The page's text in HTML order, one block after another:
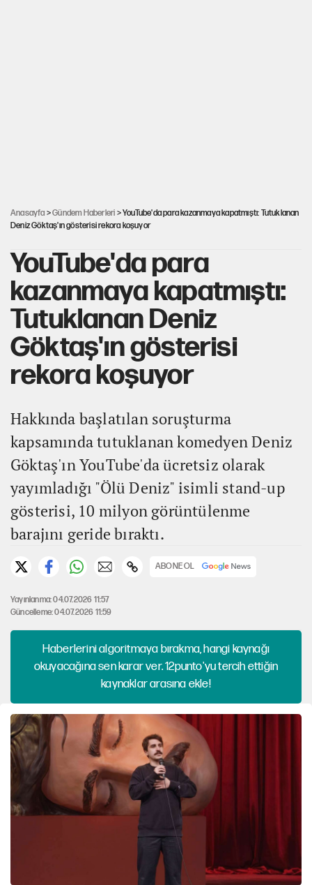
Anasayfa >Gündem Haberleri > YouTube'da para kazanmaya kapatmıştı: Tutuklanan
Deniz Göktaş'ın gösterisi rekora koşuyor
YouTube'da para
kazanmaya kapatmıştı:
Tutuklanan Deniz
Göktaş'ın gösterisi
rekora koşuyor
Hakkında başlatılan soruşturma
kapsamında tutuklanan komedyen Deniz
Göktaş'ın YouTube'da ücretsiz olarak
yayımladığı "Ölü Deniz" isimli stand-up
gösterisi, 10 milyon görüntülenme
barajını geride bıraktı.
ABONE OL
Yayınlanma: 04.07.2026 11:57
Güncelleme: 04.07.2026 11:59
Haberlerini algoritmaya bırakma, hangi kaynağı
okuyacağına sen karar ver. 12punto'yu tercih ettiğin
kaynaklar arasına ekle!